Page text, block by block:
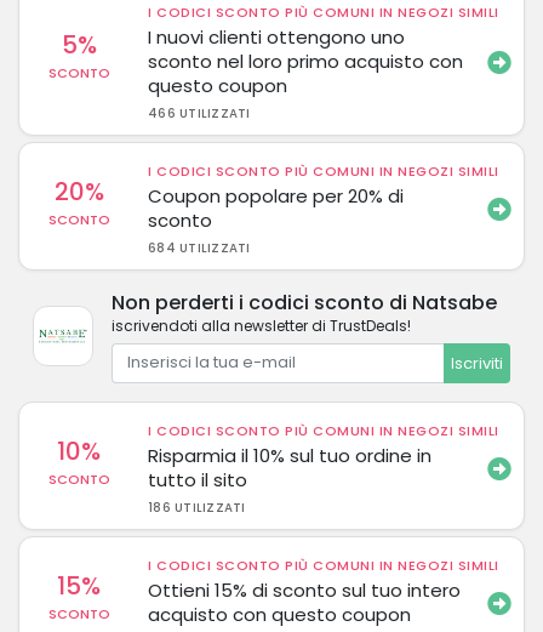
5%
SCONTO
I CODICI SCONTO PIÙ COMUNI IN NEGOZI SIMILI
I nuovi clienti ottengono uno
sconto nel loro primo acquisto con
questo coupon
466 UTILIZZATI
20%
SCONTO
I CODICI SCONTO PIÙ COMUNI IN NEGOZI SIMILI
Coupon popolare per 20% di
sconto
684 UTILIZZATI
Non perderti i codici sconto di Natsabe
iscrivendoti alla newsletter di TrustDeals!
Iscriviti
10%
SCONTO
I CODICI SCONTO PIÙ COMUNI IN NEGOZI SIMILI
Risparmia il 10% sul tuo ordine in
tutto il sito
186 UTILIZZATI
15%
SCONTO
I CODICI SCONTO PIÙ COMUNI IN NEGOZI SIMILI
Ottieni 15% di sconto sul tuo intero
acquisto con questo coupon